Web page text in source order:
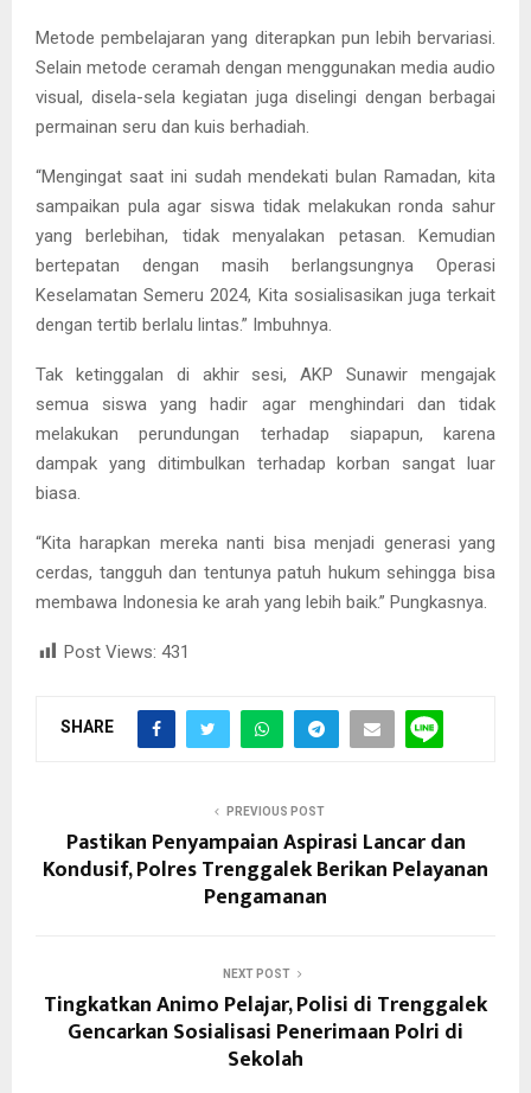
Metode pembelajaran yang diterapkan pun lebih bervariasi.
Selain metode ceramah dengan menggunakan media audio
visual, disela-sela kegiatan juga diselingi dengan berbagai
permainan seru dan kuis berhadiah.
“Mengingat saat ini sudah mendekati bulan Ramadan, kita
sampaikan pula agar siswa tidak melakukan ronda sahur
yang berlebihan, tidak menyalakan petasan. Kemudian
bertepatan dengan masih berlangsungnya Operasi
Keselamatan Semeru 2024, Kita sosialisasikan juga terkait
dengan tertib berlalu lintas.” Imbuhnya.
Tak ketinggalan di akhir sesi, AKP Sunawir mengajak
semua siswa yang hadir agar menghindari dan tidak
melakukan perundungan terhadap siapapun, karena
dampak yang ditimbulkan terhadap korban sangat luar
biasa.
“Kita harapkan mereka nanti bisa menjadi generasi yang
cerdas, tangguh dan tentunya patuh hukum sehingga bisa
membawa Indonesia ke arah yang lebih baik.” Pungkasnya.
Post Views: 431
SHARE
PREVIOUS POST
Pastikan Penyampaian Aspirasi Lancar dan
Kondusif, Polres Trenggalek Berikan Pelayanan
Pengamanan
NEXT POST
Tingkatkan Animo Pelajar, Polisi di Trenggalek
Gencarkan Sosialisasi Penerimaan Polri di
Sekolah